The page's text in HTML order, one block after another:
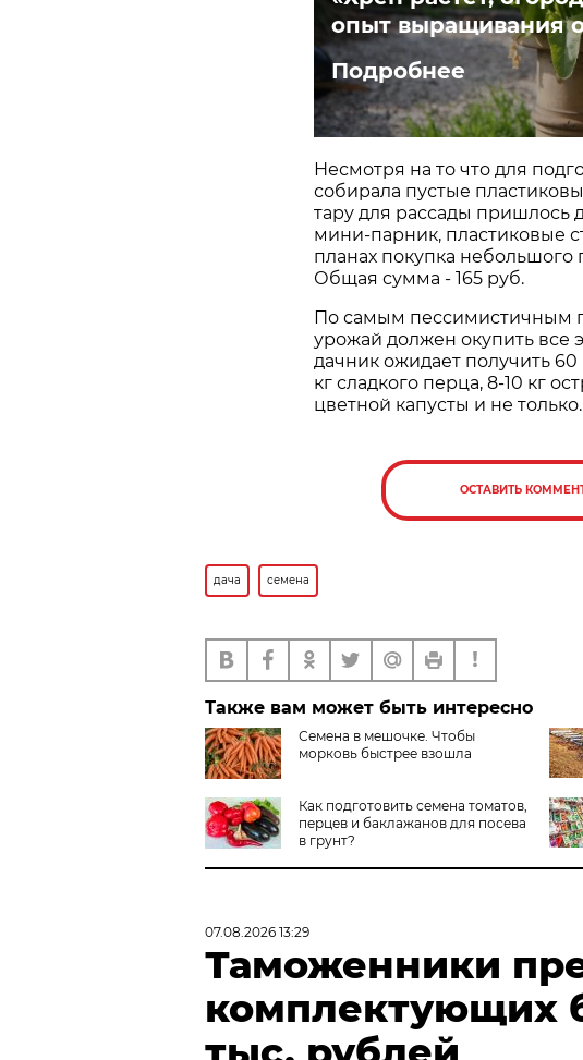
опыт выращивания
Подробнее
Несмотря на то что для
собирала пустые
тару для рассады пришлось
мини-парник, пластиковые
планах покупка небольшого
Общая сумма - 165 руб.
По самым пессимистичным
урожай должен окупить все
дачник ожидает получить 60
кг сладкого перца, 8-10 кг
цветной капусты и не только.
ОСТАВИТЬ
дача семена
Также вам может быть интересно
Семена в мешочке. Чтобы
морковь быстрее взошла
Как подготовить семена томатов,
перцев и баклажанов для посева
в грунт?
07.08.2026 13:29
Таможенники
комплектующих